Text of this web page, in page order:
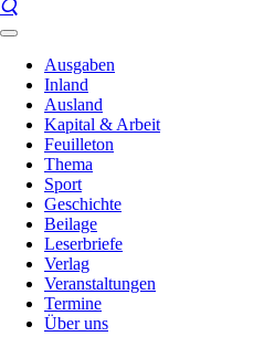
Ausgaben
Inland
Ausland
Kapital & Arbeit
Feuilleton
Thema
Sport
Geschichte
Beilage
Leserbriefe
Verlag
Veranstaltungen
Termine
Über uns